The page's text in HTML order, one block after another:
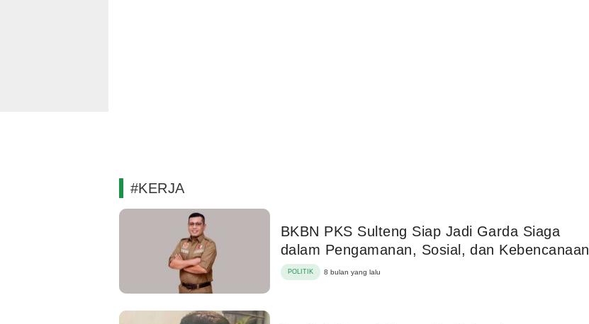
#KERJA
BKBN PKS Sulteng Siap Jadi Garda Siaga
dalam Pengamanan, Sosial, dan Kebencanaan
POLITIK 8 bulan yang lalu